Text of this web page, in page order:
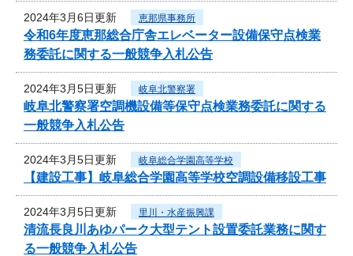
2024年3月6日更新 恵那県事務所
令和6年度恵那総合庁舎エレベーター設備保守点検業
務委託に関する一般競争入札公告
2024年3月5日更新 岐阜北警察署
岐阜北警察署空調機設備等保守点検業務委託に関する
一般競争入札公告
2024年3月5日更新 岐阜総合学園高等学校
【建設工事】岐阜総合学園高等学校空調設備移設工事
2024年3月5日更新 里川・水産振興課
清流長良川あゆパーク大型テント設置委託業務に関す
る一般競争入札公告